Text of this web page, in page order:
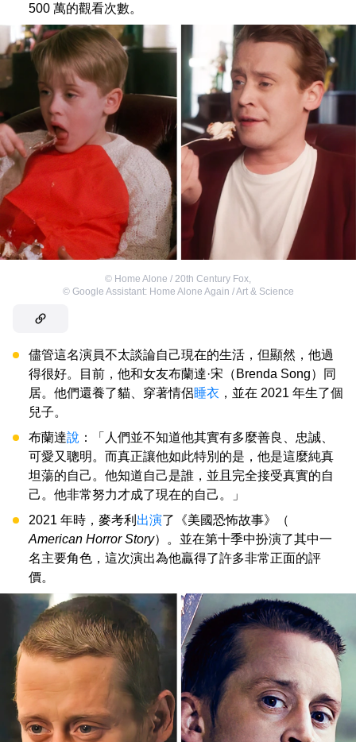
500 萬的觀看次數。
© Home Alone / 20th Century Fox
© Google Assistant: Home Alone Again / Art & Science
儘管這名演員不太談論自己現在的生活，但顯然，他過
得很好。目前，他和女友布蘭達·宋（Brenda Song）同
居。他們還養了貓、穿著情侶睡衣 ，並在 2021 年生了個
兒子。
布蘭達說 ：「人們並不知道他其實有多麼善良、忠誠、
可愛又聰明。而真正讓他如此特別的是，他是這麼純真
坦蕩的自己。他知道自己是誰，並且完全接受真實的自
己。他非常努力才成了現在的自己。」
2021 年時，麥考利 出演了《美國恐怖故事》（
American Horror Story）。並在第十季中扮演了其中一
名主要角色，這次演出為他贏得了許多非常正面的評
價。